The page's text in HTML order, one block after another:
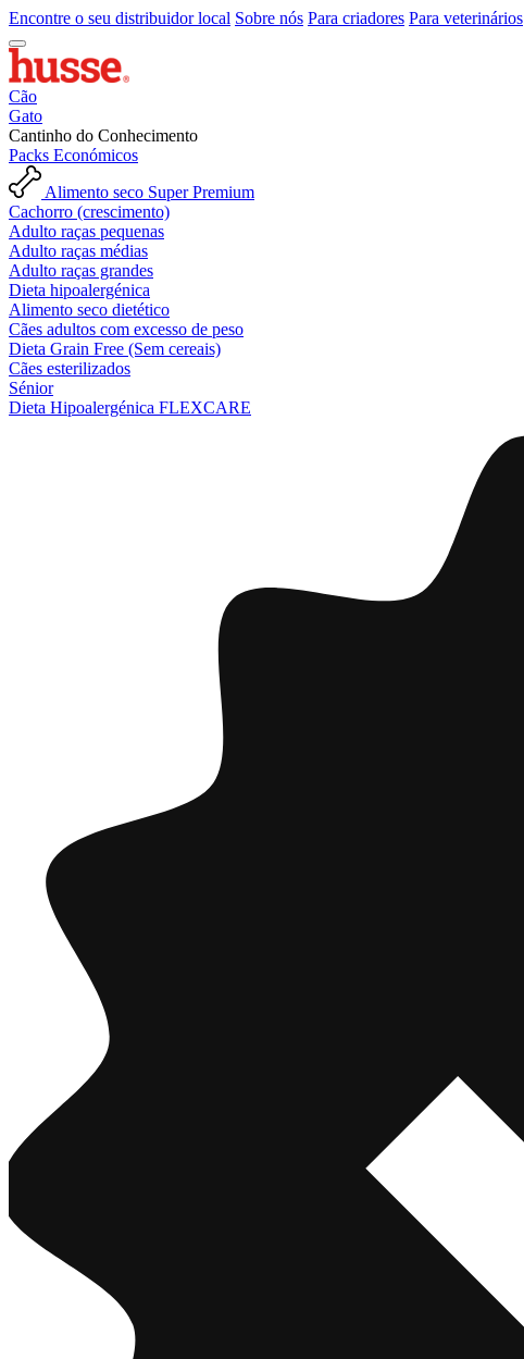
Encontre o seu distribuidor local Sobre nós Para criadores Para veterinários
Cão
Gato
Cantinho do Conhecimento
Packs Económicos
Alimento seco Super Premium
Cachorro (crescimento)
Adulto raças pequenas
Adulto raças médias
Adulto raças grandes
Dieta hipoalergénica
Alimento seco dietético
Cães adultos com excesso de peso
Dieta Grain Free (Sem cereais)
Cães esterilizados
Sénior
Dieta Hipoalergénica FLEXCARE